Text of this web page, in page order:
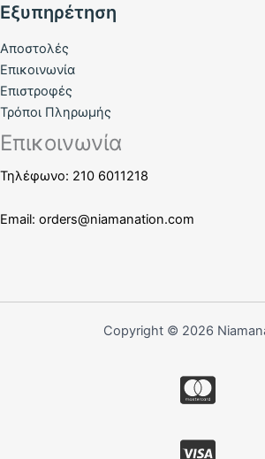
Εξυπηρέτηση
Αποστολές
Επικοινωνία
Επιστροφές
Τρόποι Πληρωμής
Επικοινωνία
Τηλέφωνο: 210 6011218
Email: orders@niamanation.com
Copyright © 2026